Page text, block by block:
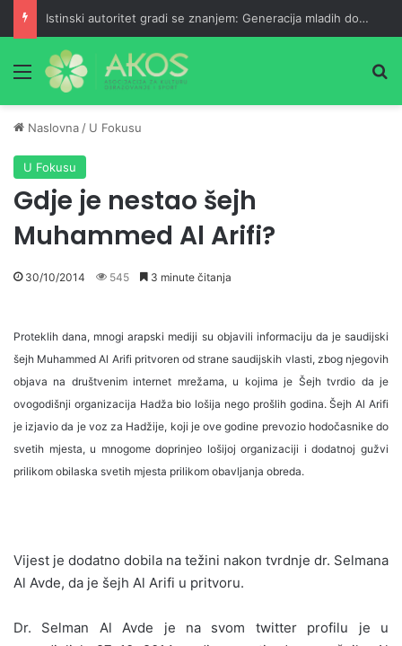
Istinski autoritet gradi se znanjem: Generacija mladih doktorica
Meni
Naslovna / U Fokusu
U Fokusu
Gdje je nestao šejh
Muhammed Al Arifi?
30/10/2014 545 3 minute čitanja
Proteklih dana, mnogi arapski mediji su objavili informaciju da je saudijski
šejh Muhammed Al Arifi pritvoren od strane saudijskih vlasti, zbog njegovih
objava na društvenim internet mrežama, u kojima je Šejh tvrdio da je
ovogodišnji organizacija Hadža bio lošija nego prošlih godina. Šejh Al Arifi
je izjavio da je voz za Hadžije, koji je ove godine prevozio hodočasnike do
svetih mjesta, u mnogome doprinjeo lošijoj organizaciji i dodatnoj gužvi
prilikom obilaska svetih mjesta prilikom obavljanja obreda.
Vijest je dodatno dobila na težini nakon tvrdnje dr. Selmana
Al Avde, da je šejh Al Arifi u pritvoru.
Dr. Selman Al Avde je na svom twitter profilu je u